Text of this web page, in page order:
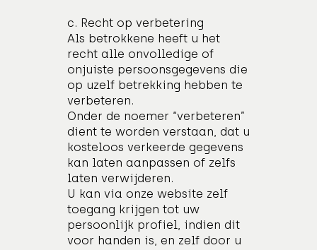
c. Recht op verbetering
Als betrokkene heeft u het
recht alle onvolledige of
onjuiste persoonsgegevens die
op uzelf betrekking hebben te
verbeteren.
Onder de noemer “verbeteren”
dient te worden verstaan, dat u
kosteloos verkeerde gegevens
kan laten aanpassen of zelfs
laten verwijderen.
U kan via onze website zelf
toegang krijgen tot uw
persoonlijk profiel, indien dit
voor handen is, en zelf door u